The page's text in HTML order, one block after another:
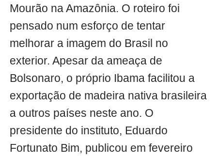
Mourão na Amazônia. O roteiro foi
pensado num esforço de tentar
melhorar a imagem do Brasil no
exterior. Apesar da ameaça de
Bolsonaro, o próprio Ibama facilitou a
exportação de madeira nativa brasileira
a outros países neste ano. O
presidente do instituto, Eduardo
Fortunato Bim, publicou em fevereiro